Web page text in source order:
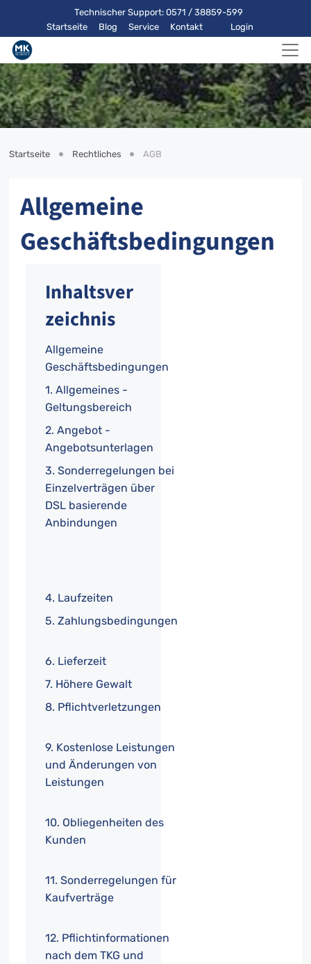
Technischer Support: 0571 / 38859-599
Startseite
Blog Service Kontakt Login
Startseite Rechtliches AGB
Allgemeine
Geschäftsbedingungen
Inhaltsver
zeichnis
Allgemeine
Geschäftsbedingungen
1. Allgemeines -
Geltungsbereich
2. Angebot -
Angebotsunterlagen
3. Sonderregelungen bei
Einzelverträgen über
DSL basierende
Anbindungen
4. Laufzeiten
5. Zahlungsbedingungen
6. Lieferzeit
7. Höhere Gewalt
8. Pflichtverletzungen
9. Kostenlose Leistungen
und Änderungen von
Leistungen
10. Obliegenheiten des
Kunden
11. Sonderregelungen für
Kaufverträge
12. Pflichtinformationen
nach dem TKG und